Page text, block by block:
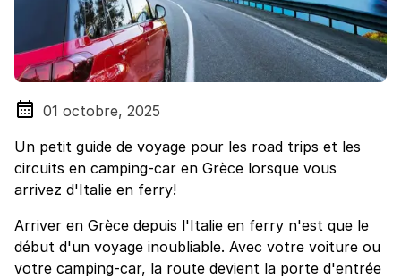
01 octobre, 2025
Un petit guide de voyage pour les road trips et les
circuits en camping-car en Grèce lorsque vous
arrivez d'Italie en ferry!
Arriver en Grèce depuis l'Italie en ferry n'est que le
début d'un voyage inoubliable. Avec votre voiture ou
votre camping-car, la route devient la porte d'entrée